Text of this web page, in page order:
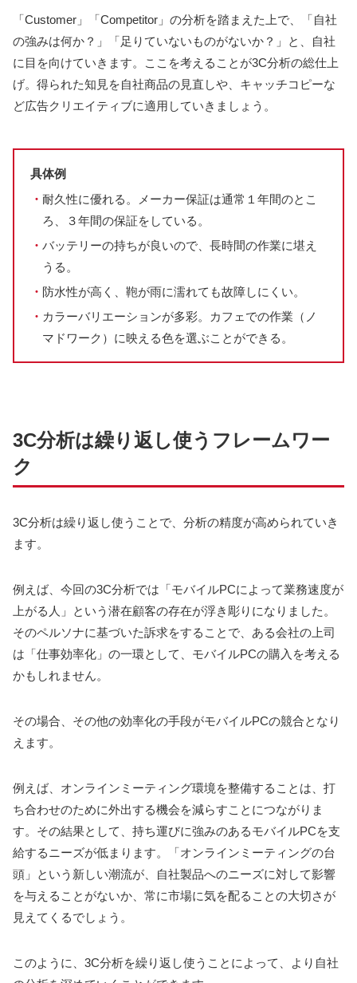
「Customer」「Competitor」の分析を踏まえた上で、「自社
の強みは何か？」「足りていないものがないか？」と、自社
に目を向けていきます。ここを考えることが3C分析の総仕上
げ。得られた知見を自社商品の見直しや、キャッチコピーな
ど広告クリエイティブに適用していきましょう。
具体例
・ 耐久性に優れる。メーカー保証は通常１年間のとこ
ろ、３年間の保証をしている。
・ バッテリーの持ちが良いので、長時間の作業に堪え
うる。
・ 防水性が高く、鞄が雨に濡れても故障しにくい。
・ カラーバリエーションが多彩。カフェでの作業（ノ
マドワーク）に映える色を選ぶことができる。
3C分析は繰り返し使うフレームワー
ク
3C分析は繰り返し使うことで、分析の精度が高められていき
ます。
例えば、今回の3C分析では「モバイルPCによって業務速度が
上がる人 」という潜在顧客の存在が浮き彫りになりました。
そのペルソナに基づいた訴求をすることで、ある会社の上司
は「仕事効率化」の一環として、モバイルPCの購入を考える
かもしれません。
その場合、その他の効率化の手段がモバイルPCの競合となり
えます。
例えば、オンラインミーティング環境を整備することは、打
ち合わせのために外出する機会を減らすことにつながりま
す。その結果として、持ち運びに強みのあるモバイルPCを支
給するニーズが低まります。「オンラインミーティングの台
頭」という新しい潮流が、自社製品へのニーズに対して影響
を与えることがないか、常に市場に気を配ることの大切さが
見えてくるでしょう。
このように、3C分析を繰り返し使うことによって、より自社